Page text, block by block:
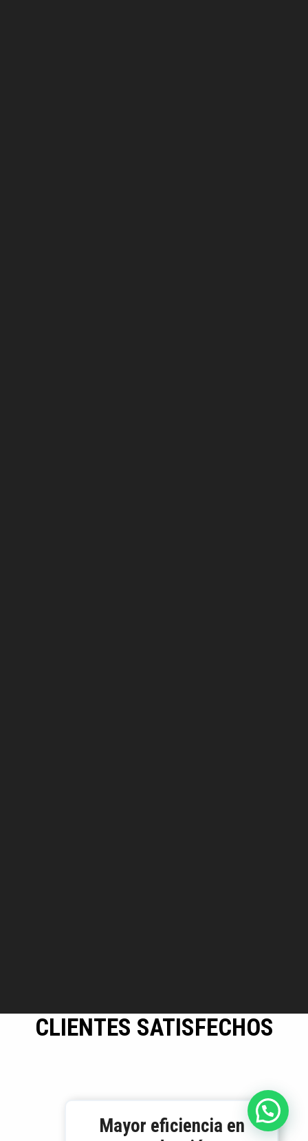
CLIENTES SATISFECHOS
Mayor eficiencia en